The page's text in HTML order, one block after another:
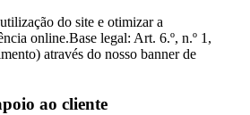
do site e otimizar a
online.Base legal: Art. 6.º, n.º 1,
através do nosso banner de
ao cliente